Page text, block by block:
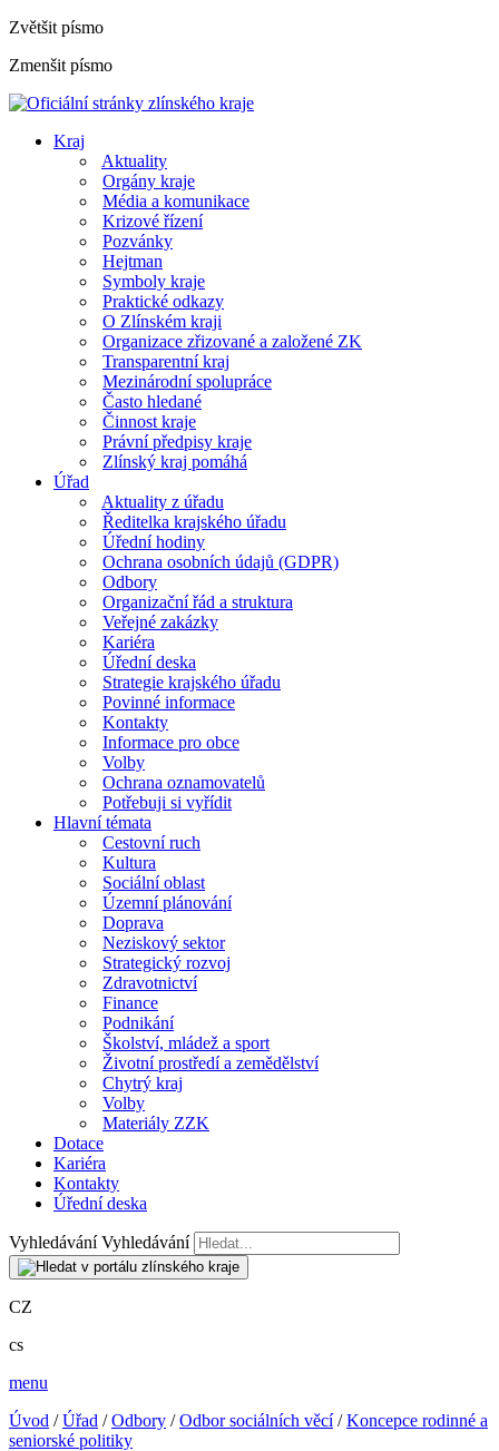
Zvětšit písmo
Zmenšit písmo
Kraj
Aktuality
Orgány kraje
Média a komunikace
Krizové řízení
Pozvánky
Hejtman
Symboly kraje
Praktické odkazy
O Zlínském kraji
Organizace zřizované a založené ZK
Transparentní kraj
Mezinárodní spolupráce
Často hledané
Činnost kraje
Právní předpisy kraje
Zlínský kraj pomáhá
Úřad
Aktuality z úřadu
Ředitelka krajského úřadu
Úřední hodiny
Ochrana osobních údajů (GDPR)
Odbory
Organizační řád a struktura
Veřejné zakázky
Kariéra
Úřední deska
Strategie krajského úřadu
Povinné informace
Kontakty
Informace pro obce
Volby
Ochrana oznamovatelů
Potřebuji si vyřídit
Hlavní témata
Cestovní ruch
Kultura
Sociální oblast
Územní plánování
Doprava
Neziskový sektor
Strategický rozvoj
Zdravotnictví
Finance
Podnikání
Školství, mládež a sport
Životní prostředí a zemědělství
Chytrý kraj
Volby
Materiály ZZK
Dotace
Kariéra
Kontakty
Úřední deska
Vyhledávání Vyhledávání
CZ
cs
menu
Úvod /Úřad /Odbory /Odbor sociálních věcí/Koncepce rodinné a
seniorské politiky